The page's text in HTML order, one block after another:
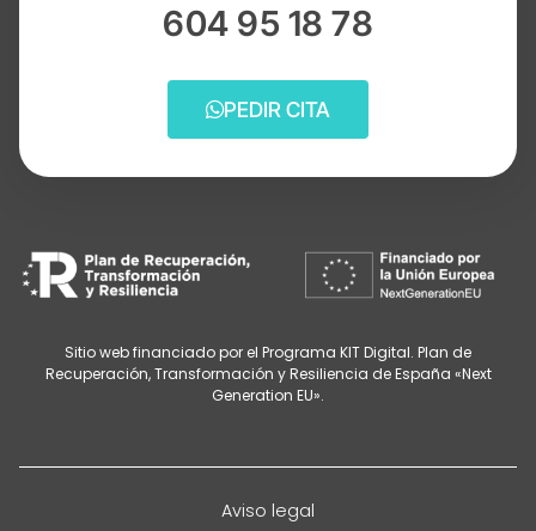
604 95 18 78
PEDIR CITA
Sitio web financiado por el Programa KIT Digital. Plan de
Recuperación, Transformación y Resiliencia de España «Next
Generation EU».
Aviso legal